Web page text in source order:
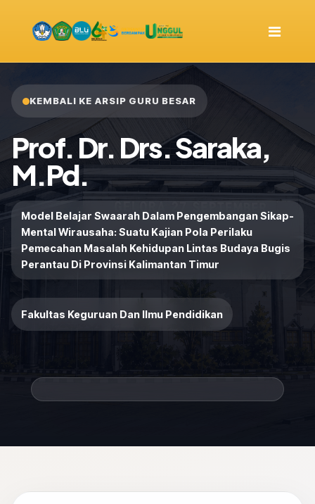
KEMBALI KE ARSIP GURU BESAR
Prof. Dr. Drs. Saraka,
M.Pd.
Model Belajar Swaarah Dalam Pengembangan Sikap-
Mental Wirausaha: Suatu Kajian Pola Perilaku
Pemecahan Masalah Kehidupan Lintas Budaya Bugis
Perantau Di Provinsi Kalimantan Timur
Fakultas Keguruan Dan Ilmu Pendidikan